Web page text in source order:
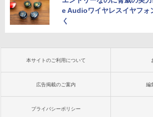
e Audioワイヤレスイヤフォ
く
本サイトのご利用について
広告掲載のご案内 編
プライバシーポリシー